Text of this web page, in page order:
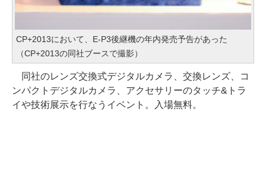
CP+2013において、E-P3後継機の年内発売予告があった
（CP+2013の同社ブースで撮影）
同社のレンズ交換式デジタルカメラ、交換レンズ、コ
ンパクトデジタルカメラ、アクセサリーのタッチ&トラ
イや技術展示を行なうイベント。入場無料。